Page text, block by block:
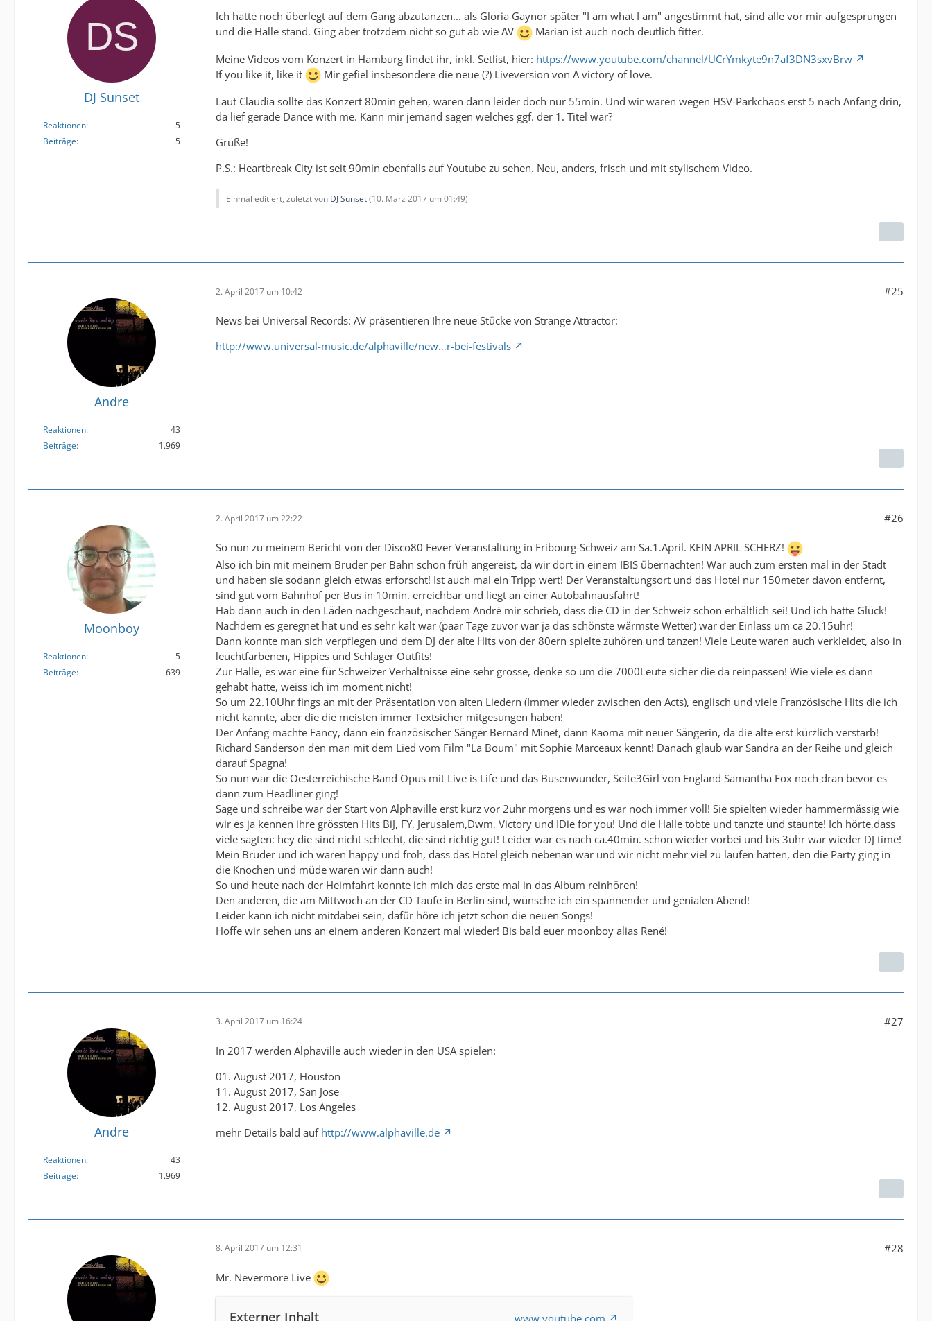
DJ Sunset
Reaktionen
5
Beiträge
5
Ich hatte noch überlegt auf dem Gang abzutanzen... als Gloria Gaynor später "I am what I am" angestimmt hat, sind alle vor mir aufgesprungen
und die Halle stand. Ging aber trotzdem nicht so gut ab wie AV
Marian ist auch noch deutlich fitter.
Meine Videos vom Konzert in Hamburg findet ihr, inkl. Setlist, hier: https://www.youtube.com/channel/UCrYmkyte9n7af3DN3sxvBrw
If you like it, like it
Mir gefiel insbesondere die neue (?) Liveversion von A victory of love.
Laut Claudia sollte das Konzert 80min gehen, waren dann leider doch nur 55min. Und wir waren wegen HSV-Parkchaos erst 5 nach Anfang drin,
da lief gerade Dance with me. Kann mir jemand sagen welches ggf. der 1. Titel war?
Grüße!
P.S.: Heartbreak City ist seit 90min ebenfalls auf Youtube zu sehen. Neu, anders, frisch und mit stylischem Video.
Einmal editiert, zuletzt von DJ Sunset(10. März 2017 um 01:49)
Andre
Reaktionen
43
Beiträge
1.969
2. April 2017 um 10:42 #25
News bei Universal Records: AV präsentieren Ihre neue Stücke von Strange Attractor:
http://www.universal-music.de/alphaville/new…r-bei-festivals
Moonboy
Reaktionen
5
Beiträge
639
2. April 2017 um 22:22 #26
So nun zu meinem Bericht von der Disco80 Fever Veranstaltung in Fribourg-Schweiz am Sa.1.April. KEIN APRIL SCHERZ!
Also ich bin mit meinem Bruder per Bahn schon früh angereist, da wir dort in einem IBIS übernachten! War auch zum ersten mal in der Stadt
und haben sie sodann gleich etwas erforscht! Ist auch mal ein Tripp wert! Der Veranstaltungsort und das Hotel nur 150meter davon entfernt,
sind gut vom Bahnhof per Bus in 10min. erreichbar und liegt an einer Autobahnausfahrt!
Hab dann auch in den Läden nachgeschaut, nachdem André mir schrieb, dass die CD in der Schweiz schon erhältlich sei! Und ich hatte Glück!
Nachdem es geregnet hat und es sehr kalt war (paar Tage zuvor war ja das schönste wärmste Wetter) war der Einlass um ca 20.15uhr!
Dann konnte man sich verpflegen und dem DJ der alte Hits von der 80ern spielte zuhören und tanzen! Viele Leute waren auch verkleidet, also in
leuchtfarbenen, Hippies und Schlager Outfits!
Zur Halle, es war eine für Schweizer Verhältnisse eine sehr grosse, denke so um die 7000Leute sicher die da reinpassen! Wie viele es dann
gehabt hatte, weiss ich im moment nicht!
So um 22.10Uhr fings an mit der Präsentation von alten Liedern (Immer wieder zwischen den Acts), englisch und viele Französische Hits die ich
nicht kannte, aber die die meisten immer Textsicher mitgesungen haben!
Der Anfang machte Fancy, dann ein französischer Sänger Bernard Minet, dann Kaoma mit neuer Sängerin, da die alte erst kürzlich verstarb!
Richard Sanderson den man mit dem Lied vom Film "La Boum" mit Sophie Marceaux kennt! Danach glaub war Sandra an der Reihe und gleich
darauf Spagna!
So nun war die Oesterreichische Band Opus mit Live is Life und das Busenwunder, Seite3Girl von England Samantha Fox noch dran bevor es
dann zum Headliner ging!
Sage und schreibe war der Start von Alphaville erst kurz vor 2uhr morgens und es war noch immer voll! Sie spielten wieder hammermässig wie
wir es ja kennen ihre grössten Hits BiJ, FY, Jerusalem,Dwm, Victory und IDie for you! Und die Halle tobte und tanzte und staunte! Ich hörte,dass
viele sagten: hey die sind nicht schlecht, die sind richtig gut! Leider war es nach ca.40min. schon wieder vorbei und bis 3uhr war wieder DJ time!
Mein Bruder und ich waren happy und froh, dass das Hotel gleich nebenan war und wir nicht mehr viel zu laufen hatten, den die Party ging in
die Knochen und müde waren wir dann auch!
So und heute nach der Heimfahrt konnte ich mich das erste mal in das Album reinhören!
Den anderen, die am Mittwoch an der CD Taufe in Berlin sind, wünsche ich ein spannender und genialen Abend!
Leider kann ich nicht mitdabei sein, dafür höre ich jetzt schon die neuen Songs!
Hoffe wir sehen uns an einem anderen Konzert mal wieder! Bis bald euer moonboy alias René!
Andre
Reaktionen
43
Beiträge
1.969
3. April 2017 um 16:24 #27
In 2017 werden Alphaville auch wieder in den USA spielen:
01. August 2017, Houston
11. August 2017, San Jose
12. August 2017, Los Angeles
mehr Details bald auf http://www.alphaville.de
8. April 2017 um 12:31 #28
Mr. Nevermore Live
Externer Inhalt